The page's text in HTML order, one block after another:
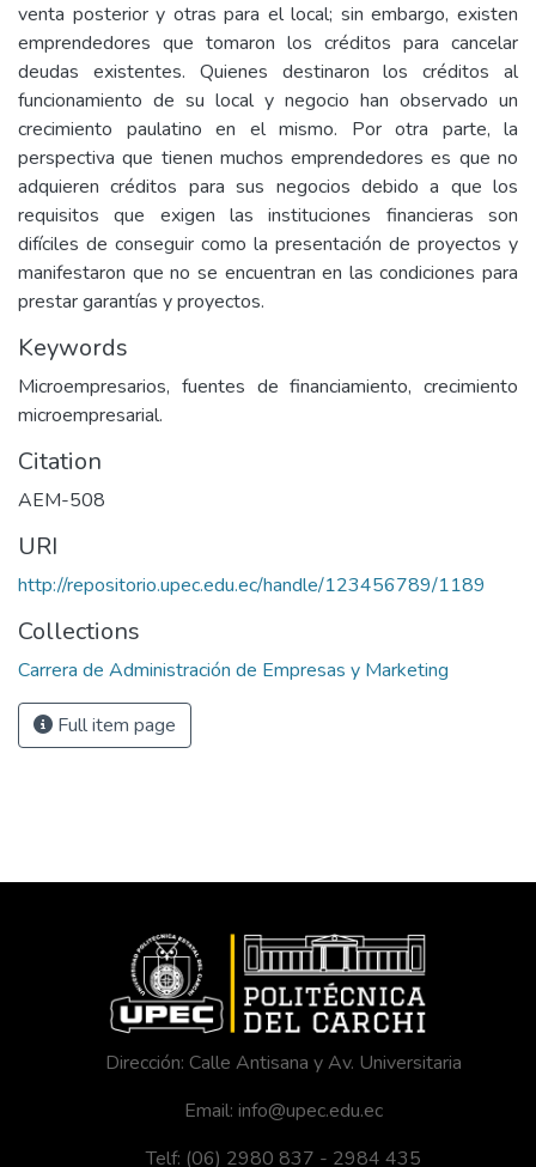
venta posterior y otras para el local; sin embargo, existen
emprendedores que tomaron los créditos para cancelar
deudas existentes. Quienes destinaron los créditos al
funcionamiento de su local y negocio han observado un
crecimiento paulatino en el mismo. Por otra parte, la
perspectiva que tienen muchos emprendedores es que no
adquieren créditos para sus negocios debido a que los
requisitos que exigen las instituciones financieras son
difíciles de conseguir como la presentación de proyectos y
manifestaron que no se encuentran en las condiciones para
prestar garantías y proyectos.
Keywords
Microempresarios, fuentes de financiamiento, crecimiento
microempresarial.
Citation
AEM-508
URI
http://repositorio.upec.edu.ec/handle/123456789/1189
Collections
Carrera de Administración de Empresas y Marketing
Full item page
Dirección: Calle Antisana y Av. Universitaria
Email: info@upec.edu.ec
Telf: (06) 2980 837 - 2984 435